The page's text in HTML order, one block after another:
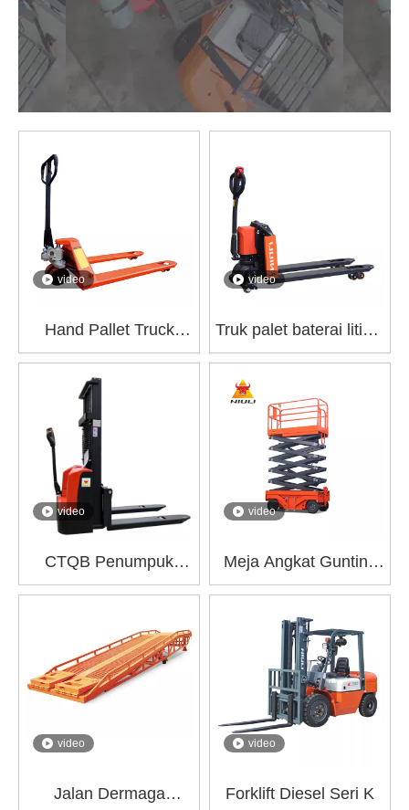
video
Hand Pallet Truck
CBY-BF Kualitas
Terbaik
video
Truk palet baterai litium
NL-EPT15Q
video
CTQB Penumpuk
Listrik Ramah
video
Meja Angkat Gunting
Seluler GTJY
video
Jalan Dermaga
video
Forklift Diesel Seri K